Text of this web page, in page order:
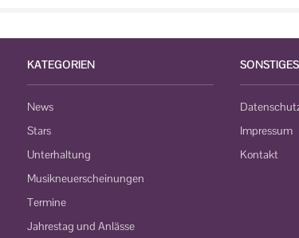
KATEGORIEN
News
Stars
Unterhaltung
Musikneuerscheinungen
Termine
Jahrestag und Anlässe
SONSTIGES
Impressum
Kontakt